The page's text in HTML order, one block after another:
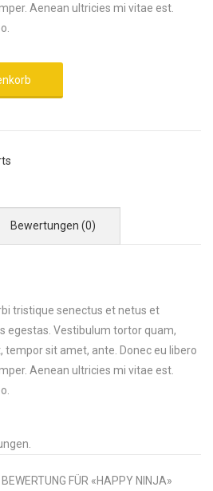
Aenean ultricies mi vitae est.
Bewertungen (0)
tristique senectus et netus et
egestas. Vestibulum tortor quam,
sit amet, ante. Donec eu libero
Aenean ultricies mi vitae est.
FÜR «HAPPY NINJA»